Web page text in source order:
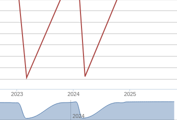
2023 2024 2025
2024